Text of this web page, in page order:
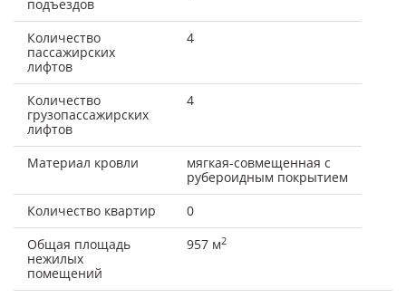
подъездов
Количество
пассажирских
лифтов
4
Количество
грузопассажирских
лифтов
4
Материал кровли
мягкая-совмещенная с
рубероидным покрытием
Количество квартир
0
Общая площадь
нежилых
помещений
957 м2